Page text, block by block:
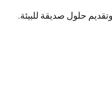
حلول صديقة للبيئة.